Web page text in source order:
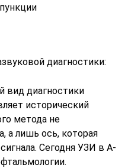
диагностики:
диагностики
исторический
метода не
а лишь ось, которая
Сегодня УЗИ в А-